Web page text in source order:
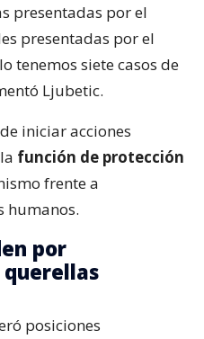
presentadas por el
presentadas por el
tenemos siete casos de
Ljubetic.
iniciar acciones
función de protección
frente a
humanos.
por
posiciones